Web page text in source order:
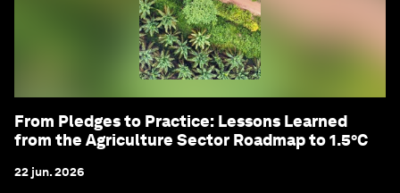
From Pledges to Practice: Lessons Learned
from the Agriculture Sector Roadmap to 1.5°C
22 jun. 2026